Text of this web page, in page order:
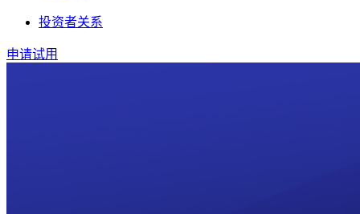
投资者关系
申请试用